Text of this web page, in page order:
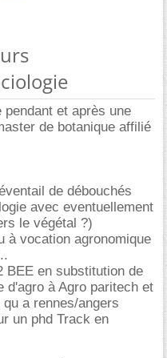
et après une
de botanique affilié
de débouchés
avec eventuellement
le végétal ?)
à vocation agronomique
BEE en substitution de
d'agro à Agro paritech et
a rennes/angers
un phd Track en